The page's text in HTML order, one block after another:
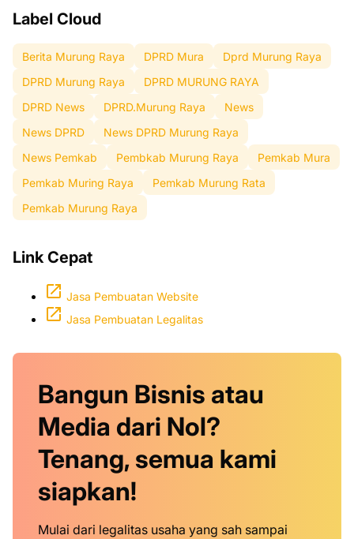
Label Cloud
Berita Murung Raya DPRD Mura
Dprd Murung Raya
DPRD Murung Raya
DPRD MURUNG RAYA
DPRD News
DPRD.Murung Raya
News
News DPRD
News DPRD Murung Raya
News Pemkab
Pembkab Murung Raya
Pemkab Mura
Pemkab Muring Raya
Pemkab Murung Rata
Pemkab Murung Raya
Link Cepat
Jasa Pembuatan Website
Jasa Pembuatan Legalitas
Bangun Bisnis atau
Media dari Nol?
Tenang, semua kami
siapkan!
Mulai dari legalitas usaha yang sah sampai